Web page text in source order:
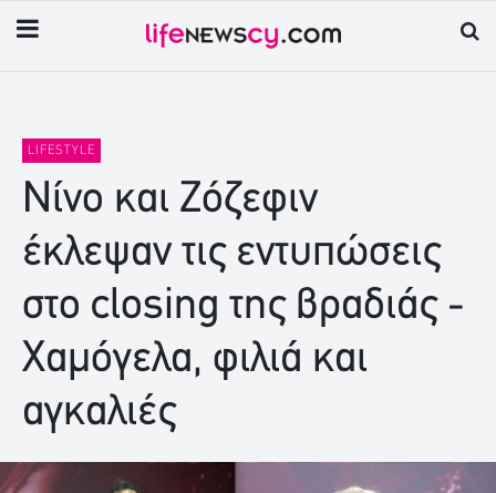
LIFESTYLE
Νίνο και Ζόζεφιν
έκλεψαν τις εντυπώσεις
στο closing της βραδιάς -
Χαμόγελα, φιλιά και
αγκαλιές